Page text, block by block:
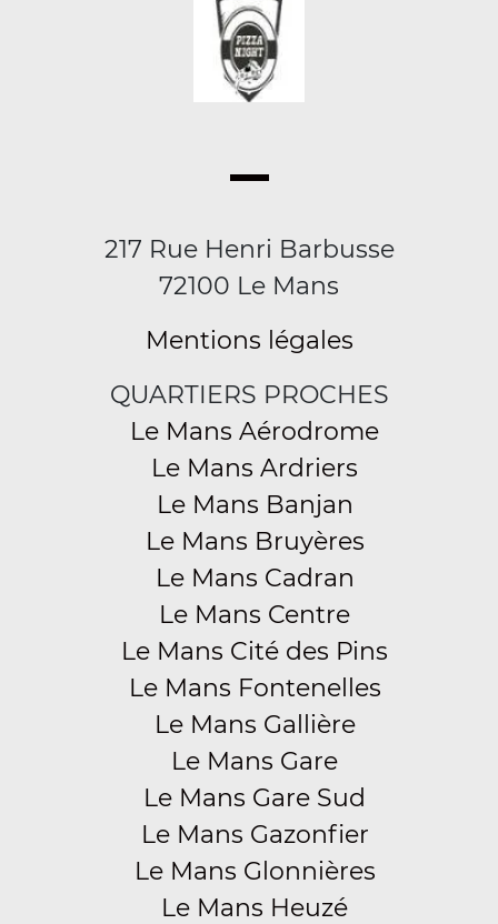
217 Rue Henri Barbusse
72100 Le Mans
Mentions légales
QUARTIERS PROCHES
Le Mans Aérodrome
Le Mans Ardriers
Le Mans Banjan
Le Mans Bruyères
Le Mans Cadran
Le Mans Centre
Le Mans Cité des Pins
Le Mans Fontenelles
Le Mans Gallière
Le Mans Gare
Le Mans Gare Sud
Le Mans Gazonfier
Le Mans Glonnières
Le Mans Heuzé